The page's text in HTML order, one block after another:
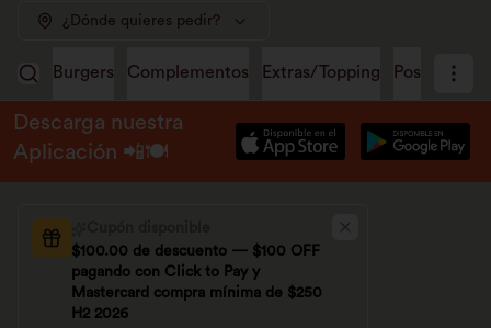
¿Dónde quieres pedir?
Burgers Complementos Extras/Topping Postres
Descarga nuestra
Aplicación 📲🍽️
$100.00 de descuento — $100 OFF
pagando con Click to Pay y
Mastercard compra mínima de $250
H2 2026